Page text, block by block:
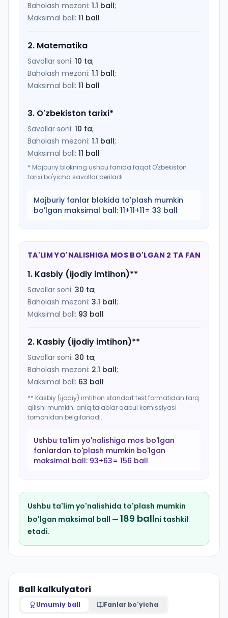
Baholash mezoni: 1.1 ball;
Maksimal ball: 11 ball
2. Matematika
Savollar soni: 10 ta;
Baholash mezoni: 1.1 ball;
Maksimal ball: 11 ball
3. O'zbekiston tarixi*
Savollar soni: 10 ta;
Baholash mezoni: 1.1 ball;
Maksimal ball: 11 ball
* Majburiy blokning ushbu fanida faqat O'zbekiston
tarixi bo'yicha savollar beriladi.
Majburiy fanlar blokida to'plash mumkin
bo'lgan maksimal ball: 11+11+11= 33 ball
TA'LIM YO'NALISHIGA MOS BO'LGAN 2 TA FAN
1. Kasbiy (ijodiy imtihon)**
Savollar soni: 30 ta;
Baholash mezoni: 3.1 ball;
Maksimal ball: 93 ball
2. Kasbiy (ijodiy imtihon)**
Savollar soni: 30 ta;
Baholash mezoni: 2.1 ball;
Maksimal ball: 63 ball
** Kasbiy (ijodiy) imtihon standart test formatidan farq
qilishi mumkin; aniq talablar qabul komissiyasi
tomonidan belgilanadi.
Ushbu ta'lim yo'nalishiga mos bo'lgan
fanlardan to'plash mumkin bo'lgan
maksimal ball: 93+63= 156 ball
Ushbu ta'lim yo'nalishida to'plash mumkin
bo'lgan maksimal ball — 189 ballni tashkil
etadi.
Ball kalkulyatori
Umumiy ball Fanlar bo'yicha